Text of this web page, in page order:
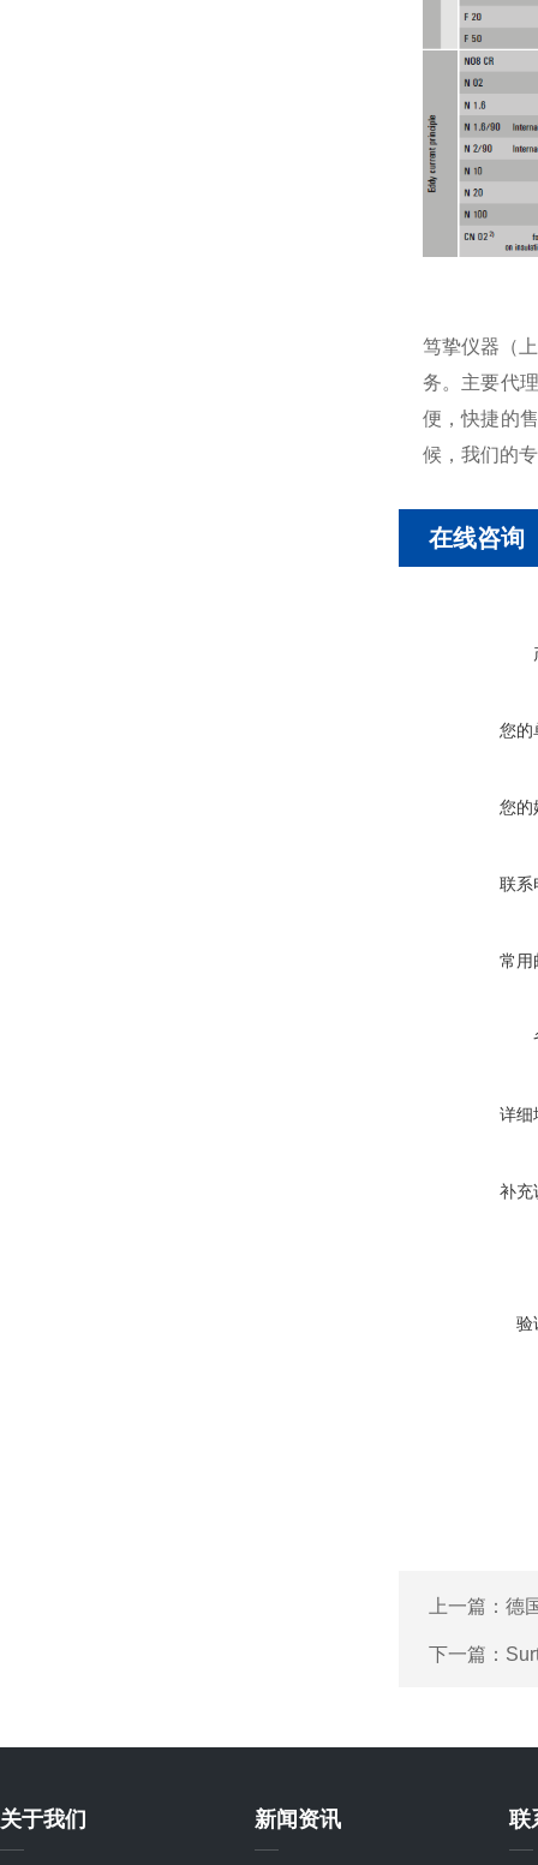
笃挚仪器（
务。主要代
便，快捷的
候，我们的
在线咨询
您的
您的
联系
常用
详细
补充
验
上一篇： 德
下一篇：
关于我们 新闻资讯 联